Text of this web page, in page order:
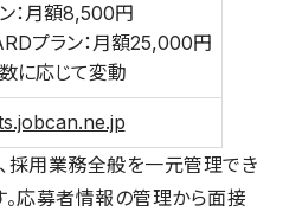
：月額8,500円
プラン：月額25,000円
に応じて変動
採用業務全般を一元管理でき
。応募者情報の管理から面接